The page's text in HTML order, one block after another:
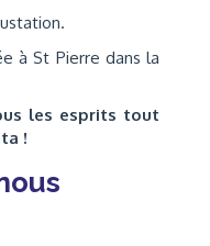
à St Pierre dans la
les esprits tout
!